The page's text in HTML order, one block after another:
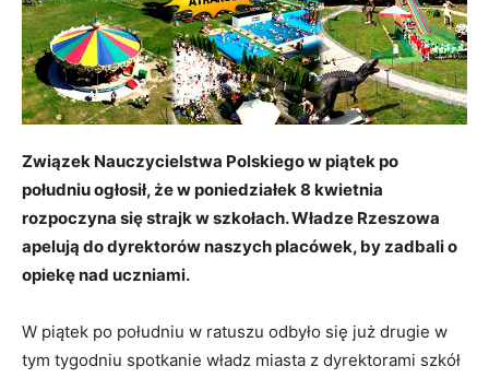
Związek Nauczycielstwa Polskiego w piątek po
południu ogłosił, że w poniedziałek 8 kwietnia
rozpoczyna się strajk w szkołach. Władze Rzeszowa
apelują do dyrektorów naszych placówek, by zadbali o
opiekę nad uczniami.
W piątek po południu w ratuszu odbyło się już drugie w
tym tygodniu spotkanie władz miasta z dyrektorami szkół